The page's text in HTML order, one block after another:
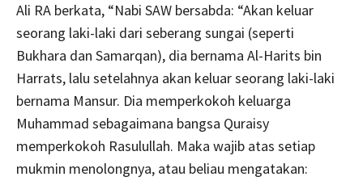
Ali RA berkata, “Nabi SAW bersabda: “Akan keluar
seorang laki-laki dari seberang sungai (seperti
Bukhara dan Samarqan), dia bernama Al-Harits bin
Harrats, lalu setelahnya akan keluar seorang laki-laki
bernama Mansur. Dia memperkokoh keluarga
Muhammad sebagaimana bangsa Quraisy
memperkokoh Rasulullah. Maka wajib atas setiap
mukmin menolongnya, atau beliau mengatakan: